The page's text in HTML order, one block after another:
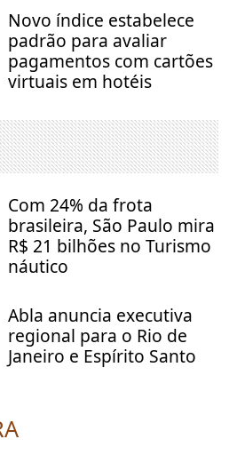
Novo índice estabelece
padrão para avaliar
pagamentos com cartões
virtuais em hotéis
Com 24% da frota
brasileira, São Paulo mira
R$ 21 bilhões no Turismo
náutico
Abla anuncia executiva
regional para o Rio de
Janeiro e Espírito Santo